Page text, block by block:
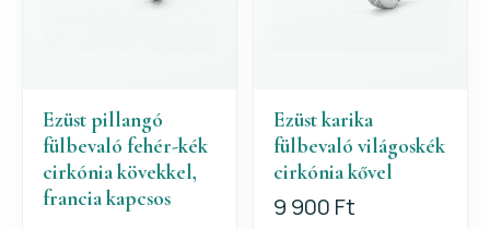
Ezüst pillangó
fülbevaló fehér-kék
cirkónia kövekkel,
francia kapcsos
Ezüst karika
fülbevaló világoskék
cirkónia kővel
9 900 Ft